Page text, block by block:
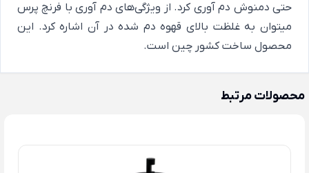
حتی دمنوش دم آوری کرد. از ویژگی‌های دم آوری با فرنچ پرس
میتوان به غلظت بالای قهوه دم شده در آن اشاره کرد. این
محصول ساخت کشور چین است.
محصولات مرتبط